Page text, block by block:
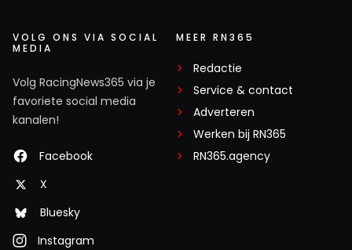
VOLG ONS VIA SOCIAL
MEDIA
Volg RacingNews365 via je
favoriete social media
kanalen!
Facebook
X
Bluesky
Instagram
MEER RN365
Redactie
Service & contact
Adverteren
Werken bij RN365
RN365.agency